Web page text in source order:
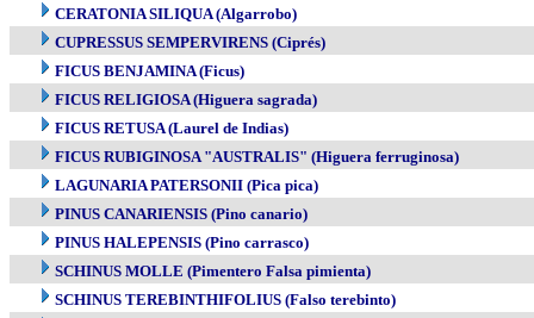
CERATONIA SILIQUA (Algarrobo)
CUPRESSUS SEMPERVIRENS (Ciprés)
FICUS BENJAMINA (Ficus)
FICUS RELIGIOSA (Higuera sagrada)
FICUS RETUSA (Laurel de Indias)
FICUS RUBIGINOSA "AUSTRALIS" (Higuera ferruginosa)
LAGUNARIA PATERSONII (Pica pica)
PINUS CANARIENSIS (Pino canario)
PINUS HALEPENSIS (Pino carrasco)
SCHINUS MOLLE (Pimentero Falsa pimienta)
SCHINUS TEREBINTHIFOLIUS (Falso terebinto)